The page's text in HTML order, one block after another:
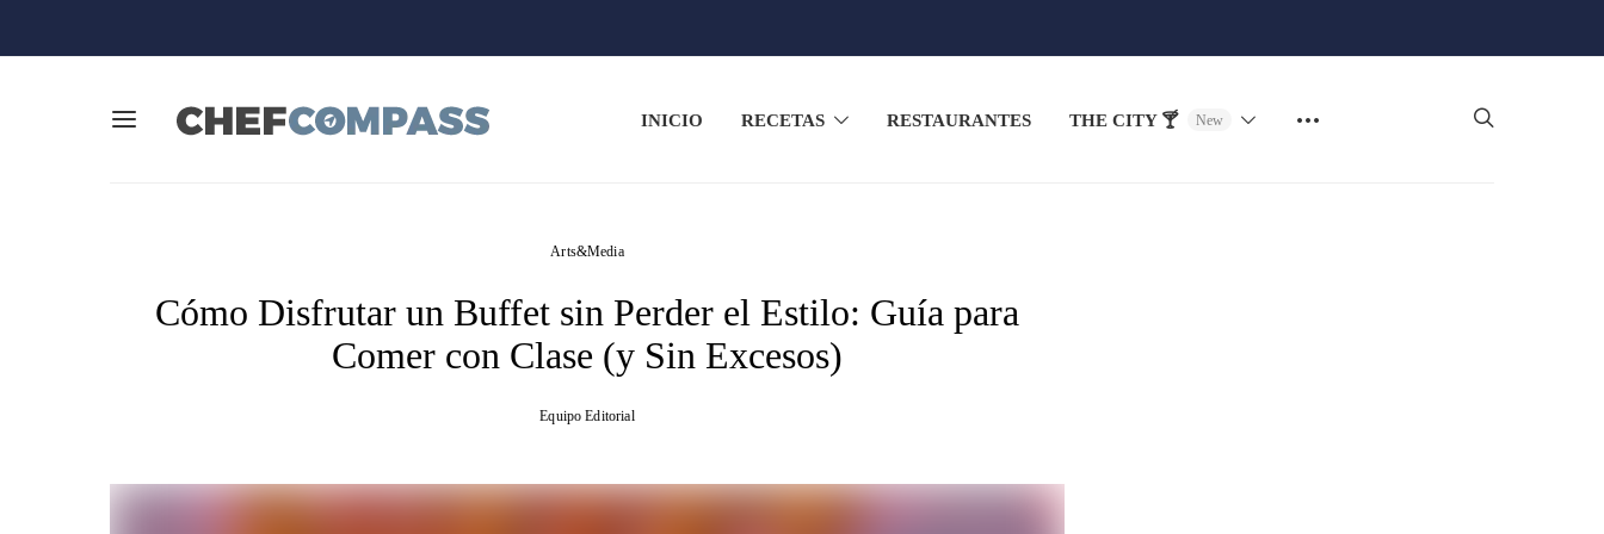
INICIO RECETAS RESTAURANTES THE CITY 🍸 New
Arts&Media
Cómo Disfrutar un Buffet sin Perder el Estilo: Guía para
Comer con Clase (y Sin Excesos)
Equipo Editorial